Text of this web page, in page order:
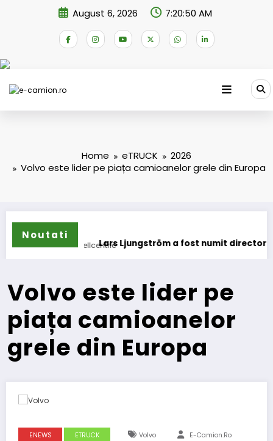
August 6, 2026 7:20:51 AM
Home eTRUCK
2026
Volvo este lider pe piața camioanelor grele din Europa
Noutati
Lars Ljungström a fost numit director general (CFO)
Volvo este lider pe
piața camioanelor
grele din Europa
ENEWS ETRUCK Volvo E-Camion.ro